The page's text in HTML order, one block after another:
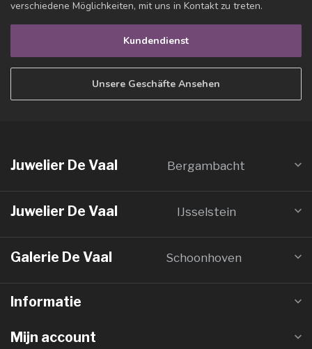
verschiedene Möglichkeiten, mit uns in Kontakt zu treten.
Kundendienst
Unsere Geschäfte Ansehen
Juwelier De Vaal Bergambacht
Juwelier De Vaal IJsselstein
Galerie De Vaal Schoonhoven
Informatie
Mijn account